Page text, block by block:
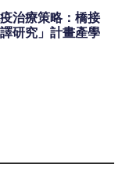
治療策略：橋接
研究」計畫產學